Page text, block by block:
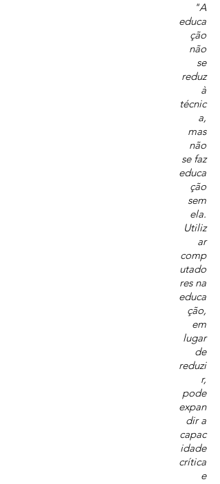
"A
educa
ção
não
se
reduz
à
técnic
a,
mas
não
se faz
educa
ção
sem
ela.
Utiliz
ar
comp
utado
res na
educa
ção,
em
lugar
de
reduzi
r,
pode
expan
dir a
capac
idade
crítica
e